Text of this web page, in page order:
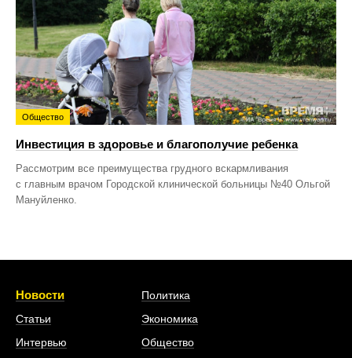
Общество
Инвестиция в здоровье и благополучие ребенка
Рассмотрим все преимущества грудного вскармливания
с главным врачом Городской клинической больницы №40 Ольгой
Мануйленко.
Новости
Статьи
Интервью
Политика
Экономика
Общество